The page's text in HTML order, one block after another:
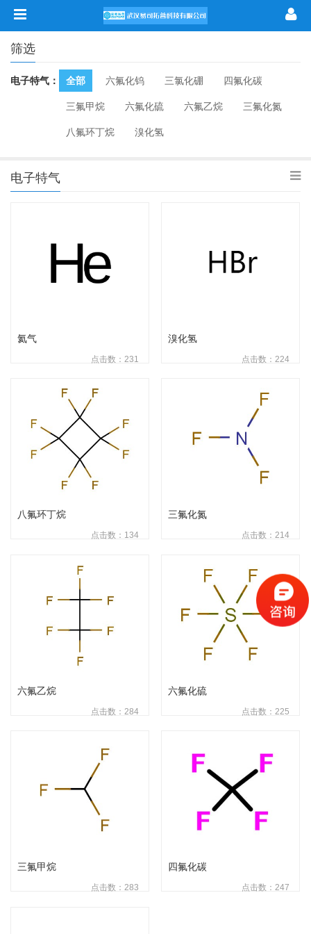
筛选
电子特气： 全部 六氟化钨 三氯化硼
四氟化碳
三氟甲烷
六氟化硫 六氟乙烷
三氟化氮
八氟环丁烷
溴化氢
电子特气
氦气
点击数：231
溴化氢
点击数：224
八氟环丁烷
点击数：134
三氟化氮
点击数：214
六氟乙烷
点击数：284
六氟化硫
点击数：225
三氟甲烷
点击数：283
四氟化碳
点击数：247